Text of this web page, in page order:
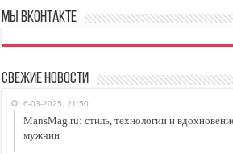
Мы ВКонтакте
Свежие новости
6-03-2025, 21:50
MansMag.ru: стиль, технологии и
мужчин